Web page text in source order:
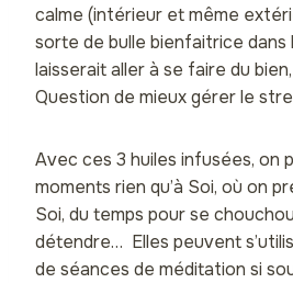
calme (intérieur et même
sorte de bulle bienfaitrice dans
laisserait aller à se faire du
Question de mieux gérer le
Avec ces 3 huiles infusées, on
moments rien qu’à Soi, où on
Soi, du temps pour se
détendre… Elles peuvent
de séances de méditation si